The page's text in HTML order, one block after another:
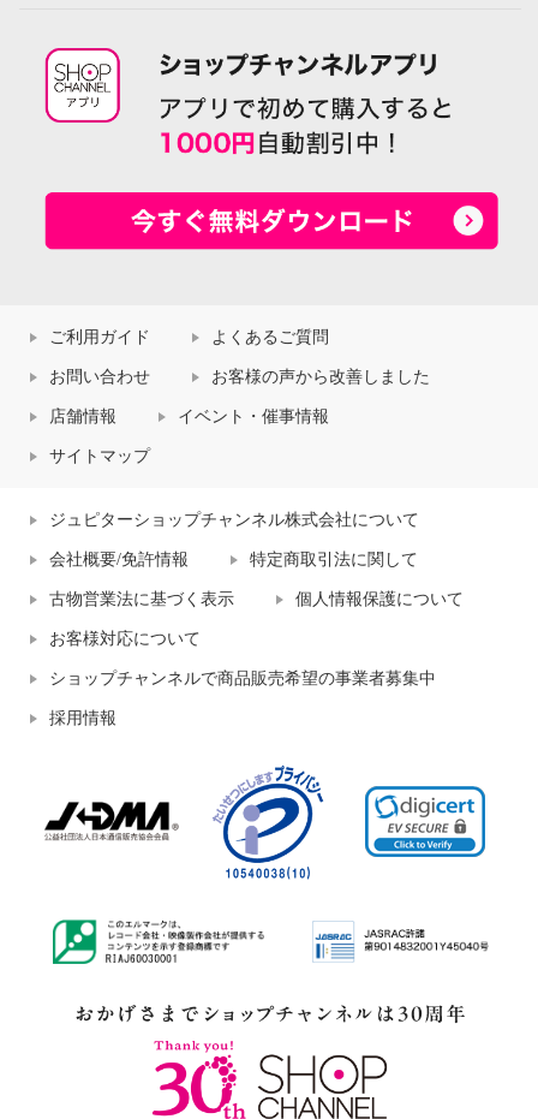
ご利用ガイド よくあるご質問
お問い合わせ お客様の声から改善しました
店舗情報 イベント・催事情報
サイトマップ
ジュピターショップチャンネル株式会社について
会社概要/免許情報 特定商取引法に関して
古物営業法に基づく表示 個人情報保護について
お客様対応について
ショップチャンネルで商品販売希望の事業者募集中
採用情報